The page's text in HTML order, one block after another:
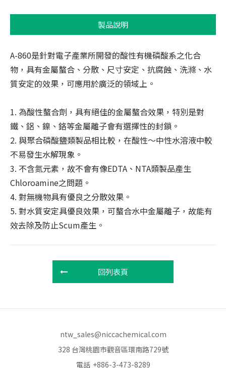
製品說明
A-860是針對電子產業所開發的酸性有機磷酸系之化合
物，具有金屬螯合、分散、尺寸安定、抗腐蝕、洗滌、水
質安定的效果，可應用於廣泛的領域上。
1. 為酸性螯合劑，具有絕佳的金屬螯合效果，特別是對
鐵、鋁、鎳、鉻等金屬離子會有選擇性的封鎖。
2. 與聚合磷酸鹽類製品相比較，在酸性～中性水溶液中較
不易發生水解現象。
3. 不含氮元素，故不會有像EDTA、NTA類製品產生
Chloroamine之問題。
4. 對無機物具有優良之分散效果。
5. 對水質安定具優良效果，可螯合水中金屬離子，故能有
效去除及防止Scum產生。
回列表頁
ntw_sales@niccachemical.com
328 台灣桃園市觀音區環南路729號
電話 +886-3-473-8289